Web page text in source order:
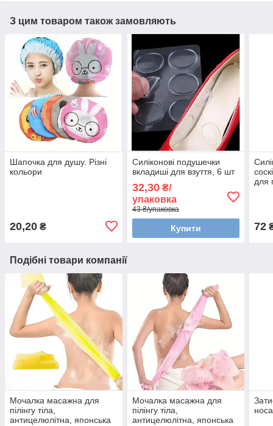
З цим товаром також замовляють
Шапочка для душу. Різні
кольори
20,20 ₴
Силіконові подушечки
вкладиші для взуття, 6 шт
32,30₴/
упаковка
43 ₴/упаковка
Купити
для
72
Подібні товари компанії
Мочалка масажна для
пілінгу тіла,
антицелюлітна, японська
Мочалка масажна для
пілінгу тіла,
антицелюлітна, японська